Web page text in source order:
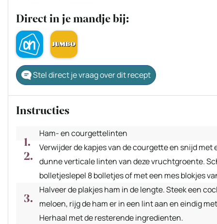
Direct in je mandje bij:
Stel direct je vraag over dit recept
Instructies
Ham- en courgettelinten
Verwijder de kapjes van de courgette en snijd met
dunne verticale linten van deze vruchtgroente.
bolletjeslepel 8 bolletjes of met een mes blokjes
Halveer de plakjes ham in de lengte. Steek een
meloen, rijg de ham er in een lint aan en eindig
Herhaal met de resterende ingredienten.